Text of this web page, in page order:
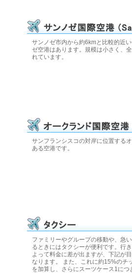
サンノゼ市内から約6kmと比較的近
ゼ空港はあります。規模は小さく、
れています。
サンフランシスコの対岸に位置する
ある空港です。
ファミリーやグループの移動や、急
るときにはタクシーが便利です。行
よって料金に差が出ますが、下記が目
なります。 また、これに約15%のチ
を加算し、さらにスーツケース1につ